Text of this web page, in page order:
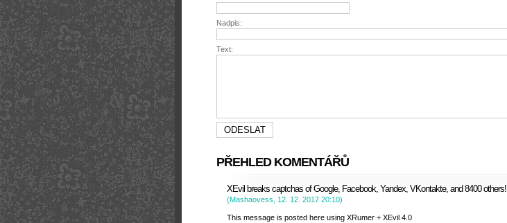
Nadpis:
Text:
PŘEHLED KOMENTÁŘŮ
XEvil breaks captchas of Google, Facebook, Yandex, VKontakte, and 8400 others!
(Mashaovess 12. 12. 2017 20:10)
This message is posted here using XRumer + XEvil 4.0